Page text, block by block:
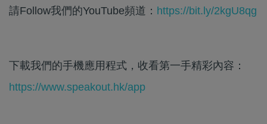
請Follow我們的YouTube頻道： https://bit.ly/2kgU8qg
下載我們的手機應用程式，收看第一手精彩內容：
https://www.speakout.hk/app